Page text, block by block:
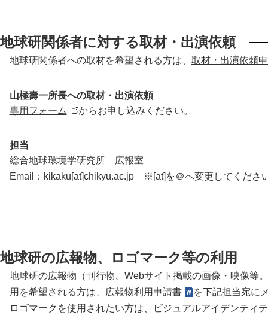
イ
ト
内
索
English
地球研関係者に対する取材・出演依頼
地球研関係者への取材を希望される方は、 取材・出演依頼
山極壽一所長への取材・出演依頼
専用フォーム からお申し込みください。
担当
総合地球環境学研究所 広報室
Email：kikaku[at]chikyu.ac.jp ※[at]を＠へ変更してくださ
地球研の広報物、ロゴマーク等の利用
地球研の広報物（刊行物、Webサイト掲載の画像・映像等。
用を希望される方は、
広報物利用申請書
を下記担当宛に
ロゴマークを使用されたい方は、ビジュアルアイデンティ